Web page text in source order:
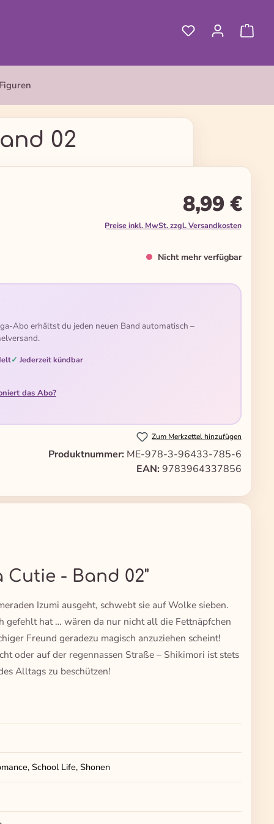
02
8,99 €
Preise inkl. MwSt. zzgl. Versandkosten
Nicht mehr verfügbar
Abo erhältst du jeden neuen Band automatisch –
Jederzeit kündbar
das Abo?
Zum Merkzettel hinzufügen
Produktnummer: ME-978-3-96433-785-6
EAN: 9783964337856
Cutie - Band 02"
Izumi ausgeht, schwebt sie auf Wolke sieben.
gefehlt hat … wären da nur nicht all die Fettnäpfchen
Freund geradezu magisch anzuziehen scheint!
oder auf der regennassen Straße – Shikimori ist stets
Alltags zu beschützen!
School Life, Shonen